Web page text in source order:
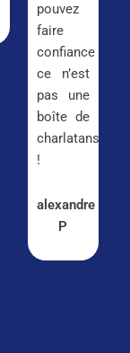
pouvez
faire
confiance
ce n’est
pas une
boîte de
charlatans
!
alexandre
P